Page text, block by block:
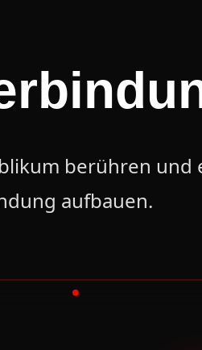
berühren und
aufbauen.